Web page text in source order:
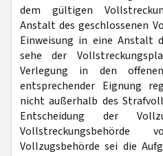
dem gültigen
Anstalt des geschlossenen
Einweisung in eine Anstalt
sehe der
Verlegung in den
entsprechender Eignung
nicht außerhalb des
Entscheidung der
Vollstreckungsbehörde
Vollzugsbehörde sei die